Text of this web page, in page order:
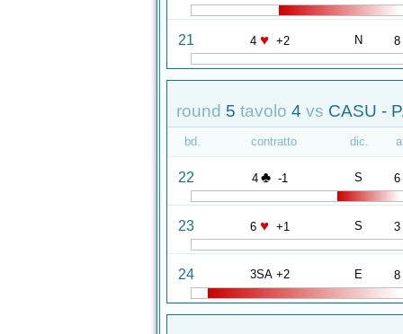
21 4 ♥ +2 N 8
round 5 tavolo 4 vs CASU -
bd. contratto dic.
22 4 ♣ -1 S 6
23 6 ♥ +1 S 3
24 3SA +2 E 8